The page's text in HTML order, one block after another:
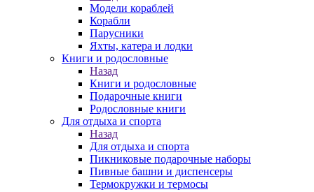
Модели кораблей
Корабли
Парусники
Яхты, катера и лодки
Книги и родословные
Назад
Книги и родословные
Подарочные книги
Родословные книги
Для отдыха и спорта
Назад
Для отдыха и спорта
Пикниковые подарочные наборы
Пивные башни и диспенсеры
Термокружки и термосы